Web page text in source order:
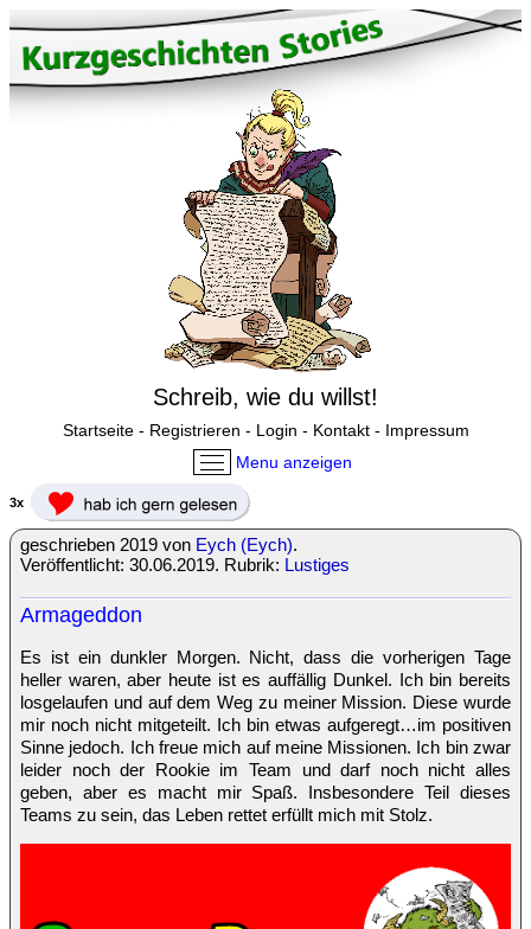
Schreib, wie du willst!
Startseite- Registrieren - Login - Kontakt- Impressum
Menu anzeigen
3x
geschrieben 2019 von Eych (Eych).
Veröffentlicht: 30.06.2019. Rubrik: Lustiges
Armageddon
Es ist ein dunkler Morgen. Nicht, dass die vorherigen Tage
heller waren, aber heute ist es auffällig Dunkel. Ich bin bereits
losgelaufen und auf dem Weg zu meiner Mission. Diese wurde
mir noch nicht mitgeteilt. Ich bin etwas aufgeregt…im positiven
Sinne jedoch. Ich freue mich auf meine Missionen. Ich bin zwar
leider noch der Rookie im Team und darf noch nicht alles
geben, aber es macht mir Spaß. Insbesondere Teil dieses
Teams zu sein, das Leben rettet erfüllt mich mit Stolz.